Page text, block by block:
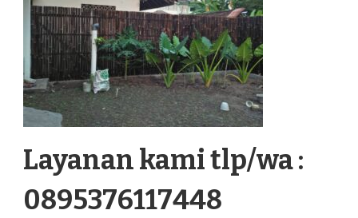
Layanan kami tlp/wa :
0895376117448